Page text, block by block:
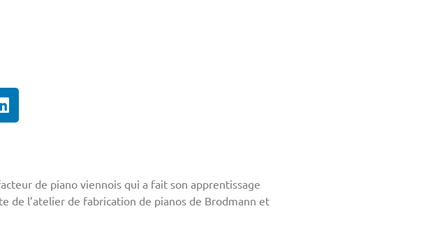
de piano viennois qui a fait son apprentissage
de l’atelier de fabrication de pianos de Brodmann et